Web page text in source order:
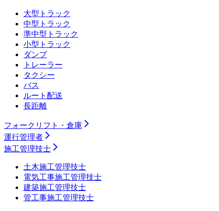
大型トラック
中型トラック
準中型トラック
小型トラック
ダンプ
トレーラー
タクシー
バス
ルート配送
長距離
フォークリフト・倉庫
運行管理者
施工管理技士
土木施工管理技士
電気工事施工管理技士
建築施工管理技士
管工事施工管理技士